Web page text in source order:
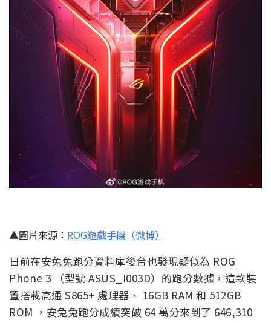
▲圖片來源： ROG遊戲手機（微博）
日前在安兔兔跑分資料庫後台也發現疑似為 ROG
Phone 3 （型號 ASUS_I003D）的跑分數據，這款裝
置搭載高通 S865+ 處理器、 16GB RAM 和 512GB
ROM ，安兔兔跑分成績突破 64 萬分來到了 646,310